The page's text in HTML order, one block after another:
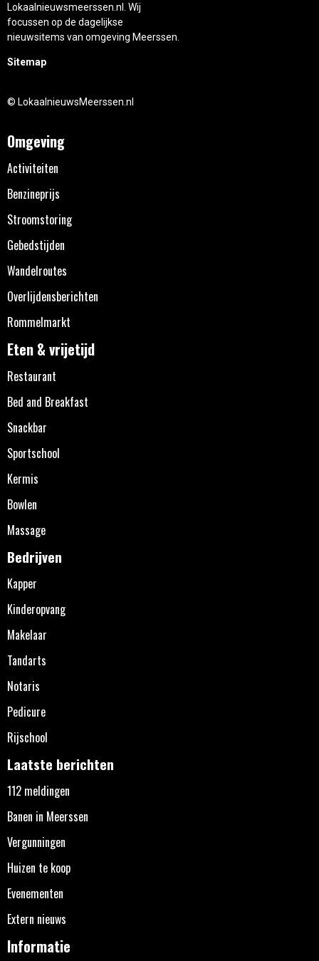
Lokaalnieuwsmeerssen.nl. Wij
focussen op de dagelijkse
nieuwsitems van omgeving Meerssen.
Sitemap
© LokaalnieuwsMeerssen.nl
Omgeving
Activiteiten
Benzineprijs
Stroomstoring
Gebedstijden
Wandelroutes
Overlijdensberichten
Rommelmarkt
Eten & vrijetijd
Restaurant
Bed and Breakfast
Snackbar
Sportschool
Kermis
Bowlen
Massage
Bedrijven
Kapper
Kinderopvang
Makelaar
Tandarts
Notaris
Pedicure
Rijschool
Laatste berichten
112 meldingen
Banen in Meerssen
Vergunningen
Huizen te koop
Evenementen
Extern nieuws
Informatie